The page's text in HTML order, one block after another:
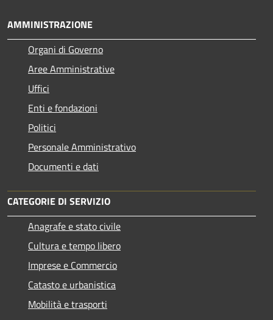
AMMINISTRAZIONE
Organi di Governo
Aree Amministrative
Uffici
Enti e fondazioni
Politici
Personale Amministrativo
Documenti e dati
CATEGORIE DI SERVIZIO
Anagrafe e stato civile
Cultura e tempo libero
Imprese e Commercio
Catasto e urbanistica
Mobilità e trasporti